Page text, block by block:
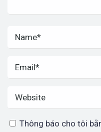
Thông báo cho tôi